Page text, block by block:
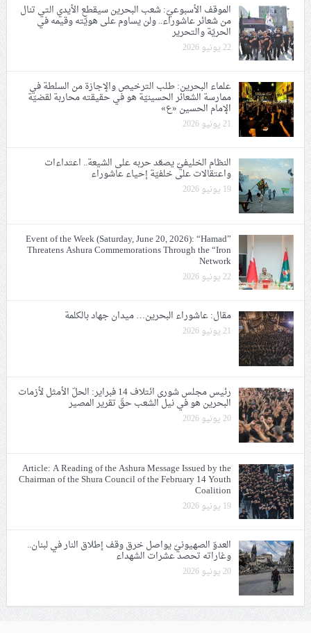
الموقف الأسبوعيّ: شعب البحرين سيقطع الأيدي التي تنال
من شعائر عاشوراء.. ولن يساوم على هويّته وقيمه في
الحريّة والتحرير
22 يونيو 2026
علماء البحرين: طلب الترخيص والإجازة من السلطة في
ممارسة الشعائر الحسينيّة هو في حقيقته محاربة لقضيّة
الإمام الحسين «ع»
21 يونيو 2026
النظام الخليفيّ يصعّد حربه على الشيعة.. اعتداءات
واعتقالات على خلفيّة إحياء عاشوراء
19 يونيو 2026
Event of the Week (Saturday, June 20, 2026): “Hamad”
Threatens Ashura Commemorations Through the “Iron
Network
22 يونيو 2026
مقال: عاشوراء البحرين… ميدان جهاد بالكلمة
21 يونيو 2026
رئيس مجلس شورى ائتلاف 14 فبراير: الحلّ الأمثل لأزمات
البحرين هو في نيل الشعب حقّ تقرير المصير
20 يونيو 2026
Article: A Reading of the Ashura Message Issued by the
Chairman of the Shura Council of the February 14 Youth
Coalition
19 يونيو 2026
العدوّ الصهيونيّ يواصل خرق وقف إطلاق النار في لبنان..
وغاراته تحصد عشرات الشهداء
20 يونيو 2026